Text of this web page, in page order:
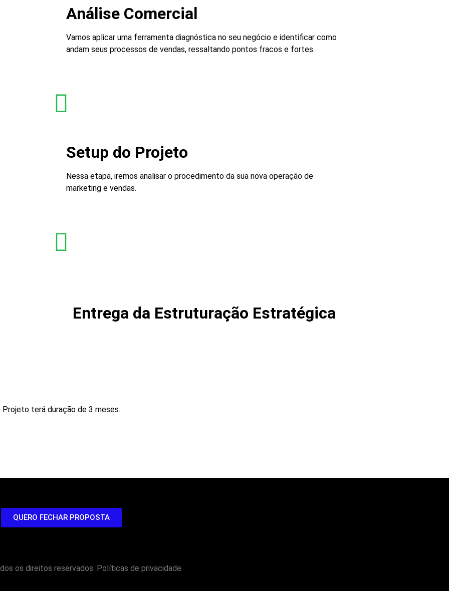
Análise Comercial
Vamos aplicar uma ferramenta diagnóstica no seu negócio e identificar como
andam seus processos de vendas, ressaltando pontos fracos e fortes.
Setup do Projeto
Nessa etapa, iremos analisar o procedimento da sua nova operação de
marketing e vendas.
Entrega da Estruturação Estratégica
Projeto terá duração de 3 meses.
QUERO FECHAR PROPOSTA
os direitos reservados. Políticas de privacidade